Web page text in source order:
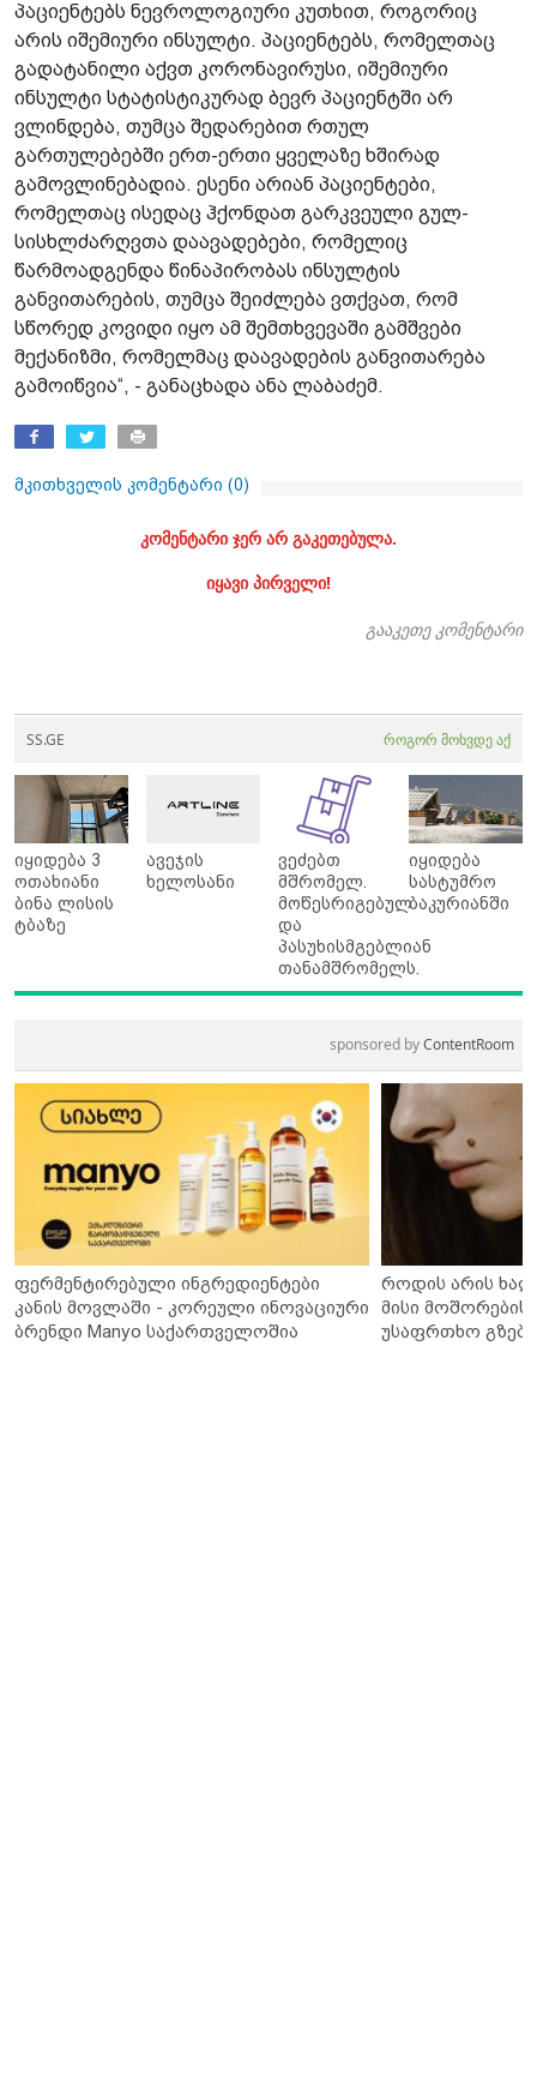
პაციენტებს ნევროლოგიური კუთხით, როგორიც
არის იშემიური ინსულტი. პაციენტებს, რომელთაც
გადატანილი აქვთ კორონავირუსი, იშემიური
ინსულტი სტატისტიკურად ბევრ პაციენტში არ
ვლინდება, თუმცა შედარებით რთულ
გართულებებში ერთ-ერთი ყველაზე ხშირად
გამოვლინებადია. ესენი არიან პაციენტები,
რომელთაც ისედაც ჰქონდათ გარკვეული გულ-
სისხლძარღვთა დაავადებები, რომელიც
წარმოადგენდა წინაპირობას ინსულტის
განვითარების, თუმცა შეიძლება ვთქვათ, რომ
სწორედ კოვიდი იყო ამ შემთხვევაში გამშვები
მექანიზმი, რომელმაც დაავადების განვითარება
გამოიწვია“, - განაცხადა ანა ლაბაძემ.
მკითხველის კომენტარი (0)
კომენტარი ჯერ არ გაკეთებულა.
იყავი პირველი!
გააკეთე კომენტარი
SS.GE როგორ მოხვდე აქ
იყიდება 3
ოთახიანი
ბინა ლისის
ტბაზე
ავეჯის
ხელოსანი
ვეძებთ
მშრომელ.
მოწესრიგებულ
და
პასუხისმგებლიან
თანამშრომელს.
იყიდება
სასტუმრო
ბაკურიანში
sponsored byContentRoom
ფერმენტირებული ინგრედიენტები
კანის მოვლაში - კორეული ინოვაციური
ბრენდი Manyo საქართველოშია
როდის არის
მისი მოშორების
უსაფრთხო გზები